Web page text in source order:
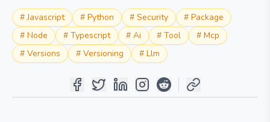
#Javascript # Python # Security # Package
# Node # Typescript # Ai # Tool # Mcp
# Versions # Versioning # Llm